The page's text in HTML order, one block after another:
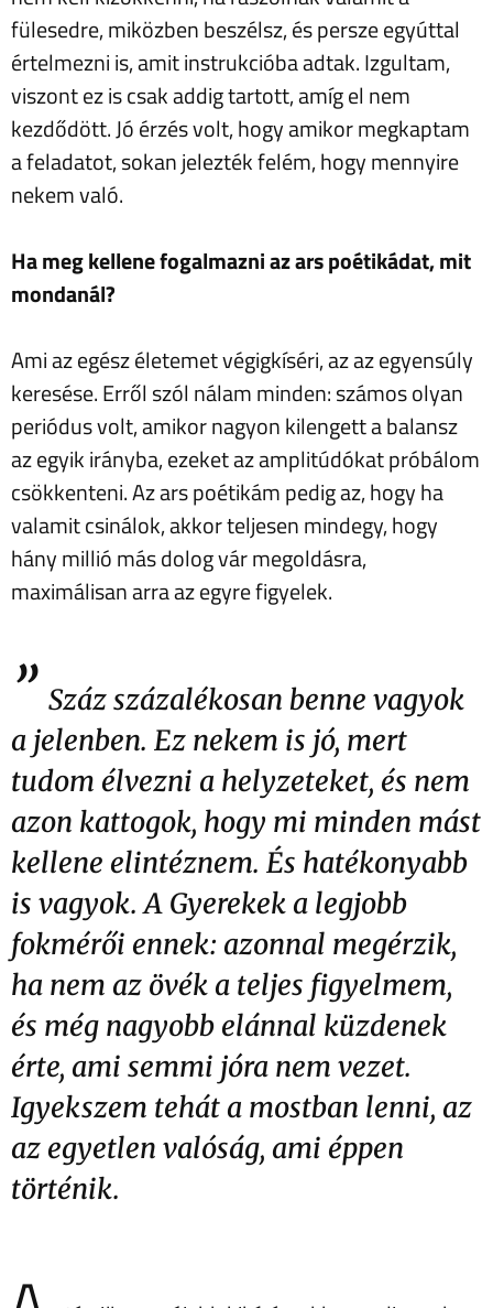
fülesedre, miközben beszélsz, és persze egyúttal
értelmezni is, amit instrukcióba adtak. Izgultam,
viszont ez is csak addig tartott, amíg el nem
kezdődött. Jó érzés volt, hogy amikor megkaptam
a feladatot, sokan jelezték felém, hogy mennyire
nekem való.
Ha meg kellene fogalmazni az ars poétikádat, mit
mondanál?
Ami az egész életemet végigkíséri, az az egyensúly
keresése. Erről szól nálam minden: számos olyan
periódus volt, amikor nagyon kilengett a balansz
az egyik irányba, ezeket az amplitúdókat próbálom
csökkenteni. Az ars poétikám pedig az, hogy ha
valamit csinálok, akkor teljesen mindegy, hogy
hány millió más dolog vár megoldásra,
maximálisan arra az egyre figyelek.
” Száz százalékosan benne vagyok
a jelenben. Ez nekem is jó, mert
tudom élvezni a helyzeteket, és nem
azon kattogok, hogy mi minden mást
kellene elintéznem. És hatékonyabb
is vagyok. A Gyerekek a legjobb
fokmérői ennek: azonnal megérzik,
ha nem az övék a teljes figyelmem,
és még nagyobb elánnal küzdenek
érte, ami semmi jóra nem vezet.
Igyekszem tehát a mostban lenni, az
az egyetlen valóság, ami éppen
történik.